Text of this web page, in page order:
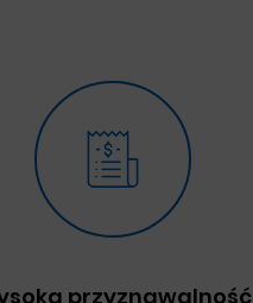
przyznawalność